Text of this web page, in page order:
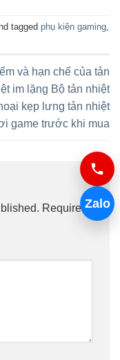
tagged phụ kiện gaming,
và hạn chế của tản
im lặng Bộ tản nhiệt
kẹp lưng tản nhiệt
game trước khi mua
RequiredZalo